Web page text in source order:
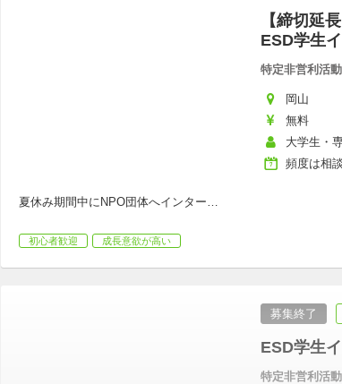
【締切延
ESD学生
特定非営利活
岡山
無料
大学生・
頻度は相
夏休み期間中にNPO団体へインター…
初心者歓迎 成長意欲が高い
募集終了
ESD学生
特定非営利活